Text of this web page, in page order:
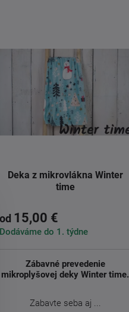
Deka z mikrovlákna Winter
time
od 15,00 €
Dodáváme do 1. týdne
Zábavné prevedenie
mikroplyšovej deky Winter time.
Zabavte seba aj ...